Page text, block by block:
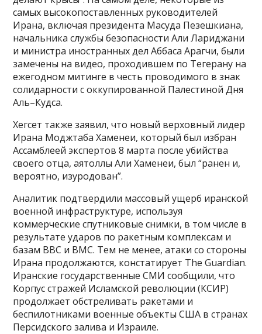
самых высокопоставленных руководителей
Ирана, включая президента Масуда Пезешкиана,
начальника службы безопасности Али Лариджани
и министра иностранных дел Аббаса Арагчи, были
замечены на видео, проходившем по Тегерану на
ежегодном митинге в честь проводимого в знак
солидарности с оккупированной Палестиной Дня
Аль–Кудса.
Хегсет также заявил, что новый верховный лидер
Ирана Моджтаба Хаменеи, который был избран
Ассамблеей экспертов 8 марта после убийства
своего отца, аятоллы Али Хаменеи, был “ранен и,
вероятно, изуродован”.
Аналитик подтвердили массовый ущерб иранской
военной инфраструктуре, используя
коммерческие спутниковые снимки, в том числе в
результате ударов по ракетным комплексам и
базам ВВС и ВМС. Тем не менее, атаки со стороны
Ирана продолжаются, констатирует The Guardian.
Иранские государственные СМИ сообщили, что
Корпус стражей Исламской революции (КСИР)
продолжает обстреливать ракетами и
беспилотниками военные объекты США в странах
Персидского залива и Израиле.